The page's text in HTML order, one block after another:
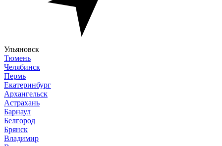
Ульяновск
Тюмень
Челябинск
Пермь
Екатеринбург
Архангельск
Астрахань
Барнаул
Белгород
Брянск
Владимир